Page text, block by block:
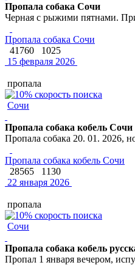
Пропала собака Сочи
Черная с рыжими пятнами.
Пропала собака Сочи
41760
1025
15 февраля 2026
пропала
Сочи
Пропала собака кобель Сочи
Пропала собака 20. 01. 2026,
Пропала собака кобель Сочи
28565
1130
22 января 2026
пропала
Сочи
Пропала собака кобель
Пропал 1 января вечером,